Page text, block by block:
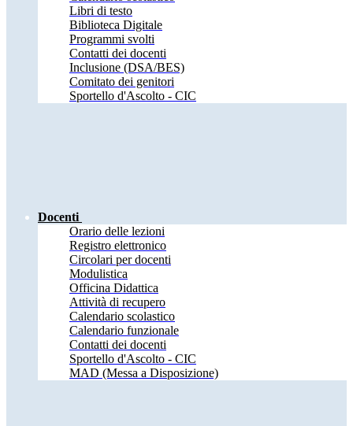
Libri di testo
Biblioteca Digitale
Programmi svolti
Contatti dei docenti
Inclusione (DSA/BES)
Comitato dei genitori
Sportello d'Ascolto - CIC
Docenti
Orario delle lezioni
Registro elettronico
Circolari per docenti
Modulistica
Officina Didattica
Attività di recupero
Calendario scolastico
Calendario funzionale
Contatti dei docenti
Sportello d'Ascolto - CIC
MAD (Messa a Disposizione)